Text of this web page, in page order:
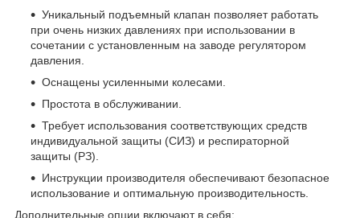
Уникальный подъемный клапан позволяет работать
при очень низких давлениях при использовании в
сочетании с установленным на заводе регулятором
давления.
Оснащены усиленными колесами.
Простота в обслуживании.
Требует использования соответствующих средств
индивидуальной защиты (СИЗ) и респираторной
защиты (РЗ).
Инструкции производителя обеспечивают безопасное
использование и оптимальную производительность.
Дополнительные опции включают в себя: